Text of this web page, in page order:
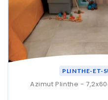
PLINTHE-ET-
Azimut Plinthe -